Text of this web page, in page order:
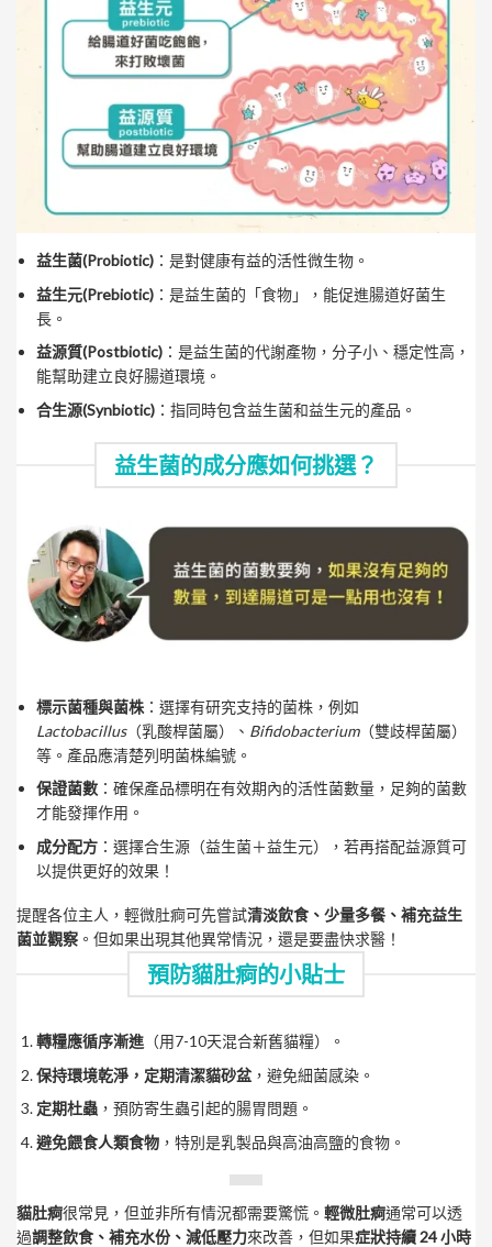
益生菌(Probiotic) ：是對健康有益的活性微生物。
益生元(Prebiotic) ：是益生菌的「食物」，能促進腸道好菌生
長。
益源質(Postbiotic) ：是益生菌的代謝產物，分子小、穩定性高，
能幫助建立良好腸道環境。
合生源(Synbiotic) ：指同時包含益生菌和益生元的產品。
益生菌的成分應如何挑選？
標示菌種與菌株 ：選擇有研究支持的菌株，例如
Lactobacillus（乳酸桿菌屬）、 Bifidobacterium（雙歧桿菌屬）
等。產品應清楚列明菌株編號。
保證菌數 ：確保產品標明在有效期內的活性菌數量，足夠的菌數
才能發揮作用。
成分配方 ：選擇合生源（益生菌＋益生元），若再搭配益源質可
以提供更好的效果！
提醒各位主人，輕微肚痾可先嘗試清淡飲食、少量多餐、補充益生
菌並觀察 。但如果出現其他異常情況，還是要盡快求醫！
預防貓肚痾的小貼士
轉糧應循序漸進 （用7-10天混合新舊貓糧）。
保持環境乾淨，定期清潔貓砂盆 ，避免細菌感染。
定期杜蟲 ，預防寄生蟲引起的腸胃問題。
避免餵食人類食物 ，特別是乳製品與高油高鹽的食物。
貓肚痾很常見，但並非所有情況都需要驚慌。 輕微肚痾通常可以透
過調整飲食、補充水份、減低壓力來改善，但如果症狀持續 24 小時